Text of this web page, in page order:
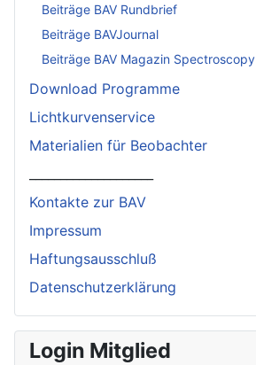
Beiträge BAV Rundbrief
Beiträge BAVJournal
Beiträge BAV Magazin Spectroscopy
Download Programme
Lichtkurvenservice
Materialien für Beobachter
Kontakte zur BAV
Impressum
Haftungsausschluß
Datenschutzerklärung
Login Mitglied